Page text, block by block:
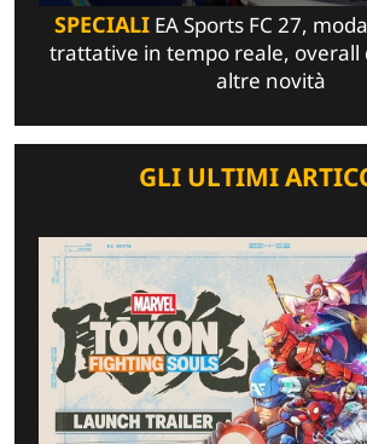
SPECIALIEA Sports FC 27,
trattative in tempo reale, overall
altre novità
GLI ULTIMI